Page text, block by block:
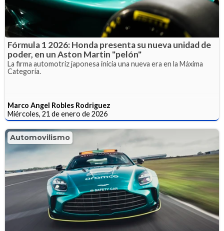
Fórmula 1 2026: Honda presenta su nueva unidad de
poder, en un Aston Martin "pelón"
La firma automotriz japonesa inicia una nueva era en la Máxima
Categoría.
Marco Angel Robles Rodriguez
Miércoles, 21 de enero de 2026
Automovilismo